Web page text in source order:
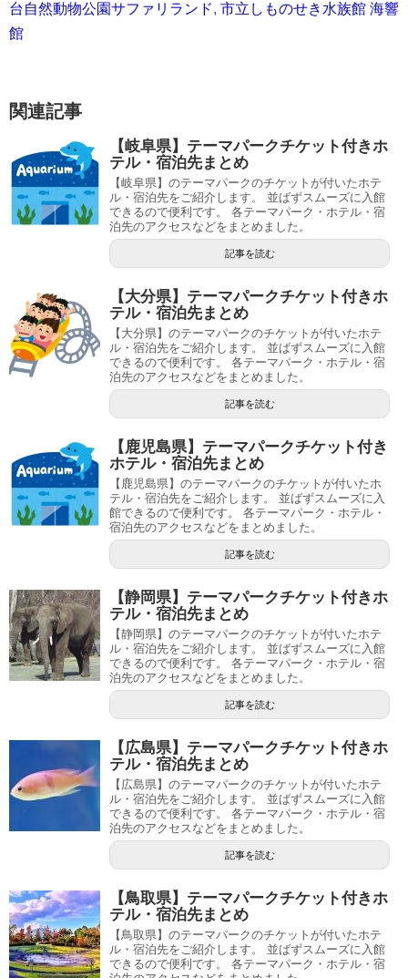
台自然動物公園サファリランド, 市立しものせき水族館 海響
館
関連記事
【岐阜県】テーマパークチケット付きホ
テル・宿泊先まとめ
【岐阜県】のテーマパークのチケットが付いたホテ
ル・宿泊先をご紹介します。 並ばずスムーズに入館
できるので便利です。 各テーマパーク・ホテル・宿
泊先のアクセスなどをまとめました。
記事を読む
【大分県】テーマパークチケット付きホ
テル・宿泊先まとめ
【大分県】のテーマパークのチケットが付いたホテ
ル・宿泊先をご紹介します。 並ばずスムーズに入館
できるので便利です。 各テーマパーク・ホテル・宿
泊先のアクセスなどをまとめました。
記事を読む
【鹿児島県】テーマパークチケット付き
ホテル・宿泊先まとめ
【鹿児島県】のテーマパークのチケットが付いたホ
テル・宿泊先をご紹介します。 並ばずスムーズに入
館できるので便利です。 各テーマパーク・ホテル・
宿泊先のアクセスなどをまとめました。
記事を読む
【静岡県】テーマパークチケット付きホ
テル・宿泊先まとめ
【静岡県】のテーマパークのチケットが付いたホテ
ル・宿泊先をご紹介します。 並ばずスムーズに入館
できるので便利です。 各テーマパーク・ホテル・宿
泊先のアクセスなどをまとめました。
記事を読む
【広島県】テーマパークチケット付きホ
テル・宿泊先まとめ
【広島県】のテーマパークのチケットが付いたホテ
ル・宿泊先をご紹介します。 並ばずスムーズに入館
できるので便利です。 各テーマパーク・ホテル・宿
泊先のアクセスなどをまとめました。
記事を読む
【鳥取県】テーマパークチケット付きホ
テル・宿泊先まとめ
【鳥取県】のテーマパークのチケットが付いたホテ
ル・宿泊先をご紹介します。 並ばずスムーズに入館
できるので便利です。 各テーマパーク・ホテル・宿